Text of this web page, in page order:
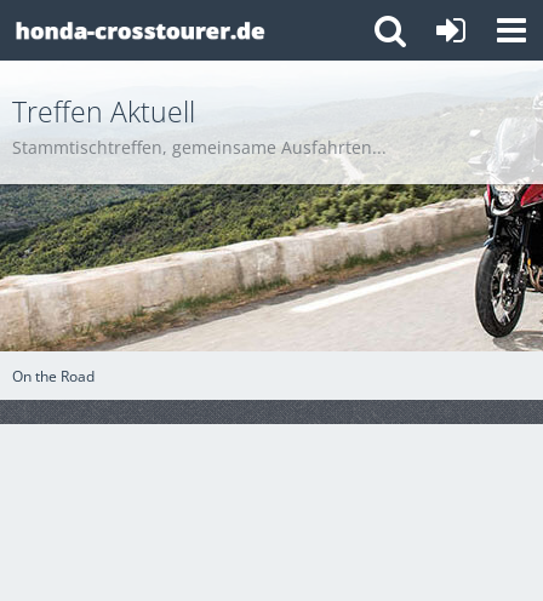
On the Road
Treffen Aktuell
Stammtischtreffen, gemeinsame Ausfahrten...